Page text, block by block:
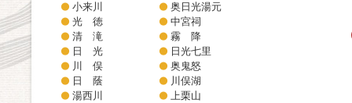
小来川
奥日光湯元
光 徳
中宮祠
清 滝
霧 降
日 光
日光七里
川 俣
奥鬼怒
日 蔭
川俣湖
湯西川
上栗山